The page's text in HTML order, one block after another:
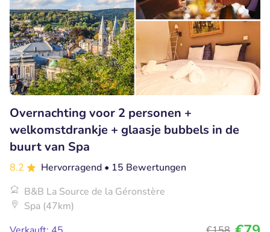
Overnachting voor 2 personen +
welkomstdrankje + glaasje bubbels in de
buurt van Spa
8.2 Hervorragend • 15 Bewertungen
B&B La Source de la Géronstère
Spa (47km)